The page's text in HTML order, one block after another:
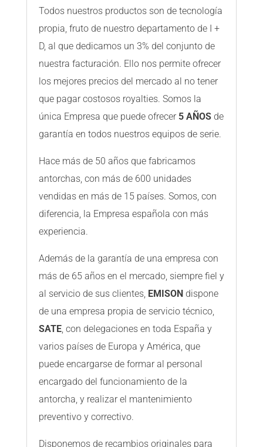
Todos nuestros productos son de tecnología
propia, fruto de nuestro departamento de I +
D, al que dedicamos un 3% del conjunto de
nuestra facturación. Ello nos permite ofrecer
los mejores precios del mercado al no tener
que pagar costosos royalties. Somos la
única Empresa que puede ofrecer 5 AÑOSde
garantía en todos nuestros equipos de serie.
Hace más de 50 años que fabricamos
antorchas, con más de 600 unidades
vendidas en más de 15 países. Somos, con
diferencia, la Empresa española con más
experiencia.
Además de la garantía de una empresa con
más de 65 años en el mercado, siempre fiel y
al servicio de sus clientes, EMISON dispone
de una empresa propia de servicio técnico,
SATE, con delegaciones en toda España y
varios países de Europa y América, que
puede encargarse de formar al personal
encargado del funcionamiento de la
antorcha, y realizar el mantenimiento
preventivo y correctivo.
Disponemos de recambios originales para